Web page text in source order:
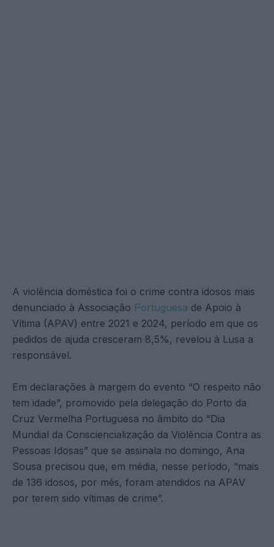
A violência doméstica foi o crime contra idosos mais
denunciado à Associação Portuguesa de Apoio à
Vítima (APAV) entre 2021 e 2024, período em que os
pedidos de ajuda cresceram 8,5%, revelou à Lusa a
responsável.
Em declarações à margem do evento “O respeito não
tem idade”, promovido pela delegação do Porto da
Cruz Vermelha Portuguesa no âmbito do “Dia
Mundial da Consciencialização da Violência Contra as
Pessoas Idosas” que se assinala no domingo, Ana
Sousa precisou que, em média, nesse período, “mais
de 136 idosos, por mês, foram atendidos na APAV
por terem sido vítimas de crime”.